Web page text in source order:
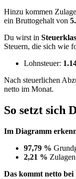
Hinzu kommen
ein Bruttogehalt von
Du wirst in
Steuern, die sich wie
Lohnsteuer:
Nach steuerlichen
netto im Monat.
So setzt sich
Im Diagramm
97,79 %
2,21 % Zulagen
Das kommt netto